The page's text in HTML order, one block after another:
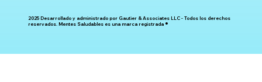
2025 Desarrollado y administrado por Gautier & Associates LLC - Todos los derechos
reservados. Mentes Saludables es una marca registrada ®